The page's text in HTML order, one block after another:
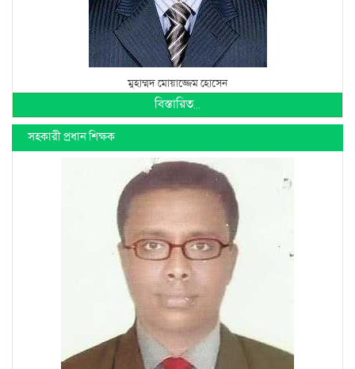
মুহাম্মদ মোয়াজ্জেম হোসেন
বিস্তারিত...
সহকারী প্রধান শিক্ষক